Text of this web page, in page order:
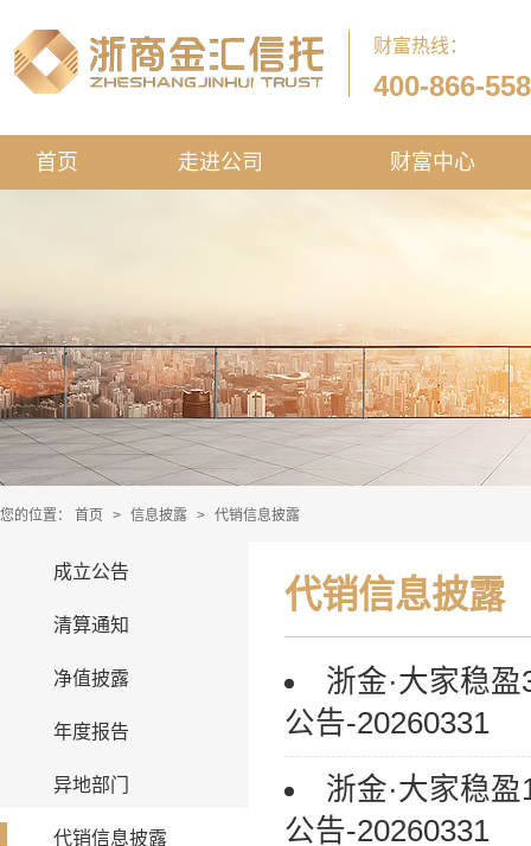
财富热线：
400-866-
首页 走进公司 财富中心
您的位置： 首页 > 信息披露 > 代销信息披露
成立公告
清算通知
净值披露
年度报告
异地部门
代销信息披露
代销信息披露
浙金·大家稳
公告-20260331
浙金·大家稳
公告-20260331